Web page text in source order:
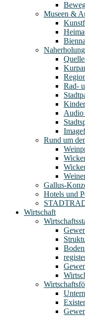
Museen &
Rad-
Audio
Rund um
Gallus-
Hotels und
Wirtschaft